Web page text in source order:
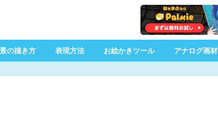
の描き方 表現方法 お絵かきツール アナログ画材